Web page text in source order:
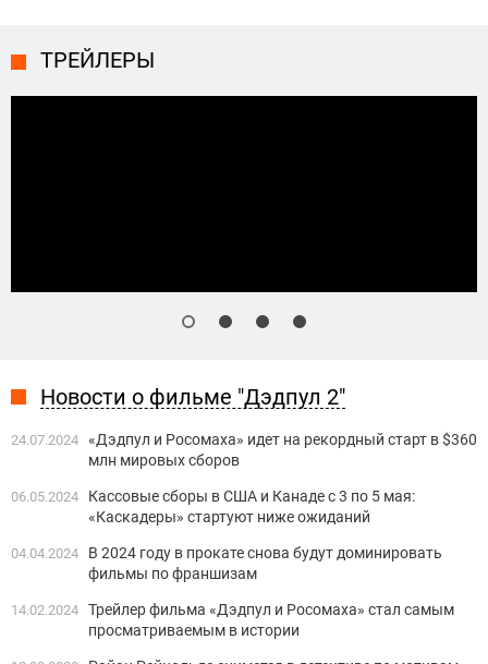
ТРЕЙЛЕРЫ
Новости о фильме "Дэдпул 2"
24.07.2024 «Дэдпул и Росомаха» идет на рекордный старт в $360
млн мировых сборов
06.05.2024
Кассовые сборы в США и Канаде с 3 по 5 мая:
«Каскадеры» стартуют ниже ожиданий
04.04.2024
В 2024 году в прокате снова будут доминировать
фильмы по франшизам
14.02.2024 Трейлер фильма «Дэдпул и Росомаха» стал самым
просматриваемым в истории